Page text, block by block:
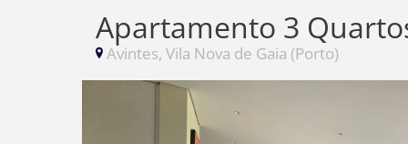
Apartamento 3
Avintes, Vila Nova de Gaia (Porto)